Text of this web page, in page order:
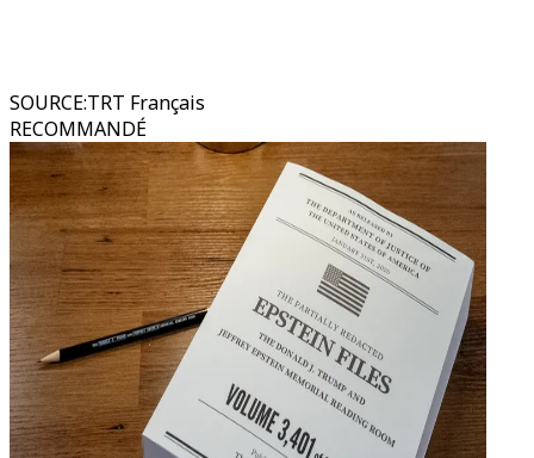
SOURCE:TRT Français
RECOMMANDÉ